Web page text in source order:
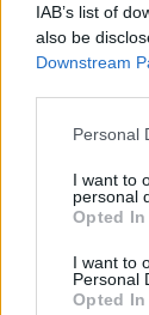
IAB’s list of
also be
Downstream
Please note
not limited to
grant or deny
use your
consent section.
Personal
I want to
personal
Opted In
I want to
Personal
Opted In